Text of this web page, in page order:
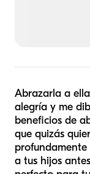
Abrazarla a
alegría y me
beneficios de
que quizás
a tus hijos